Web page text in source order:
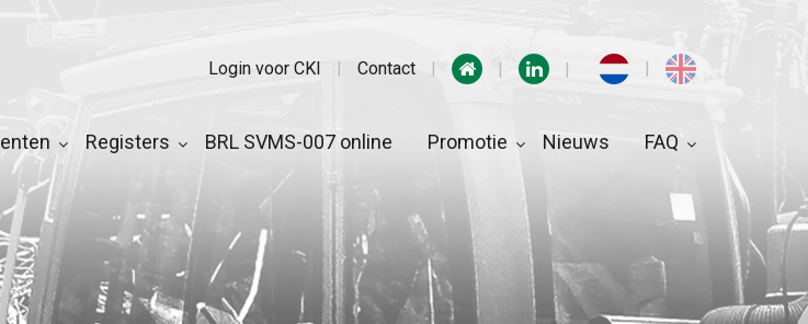
Login voor CKI Contact
Registers BRL SVMS-007 online Promotie Nieuws FAQ